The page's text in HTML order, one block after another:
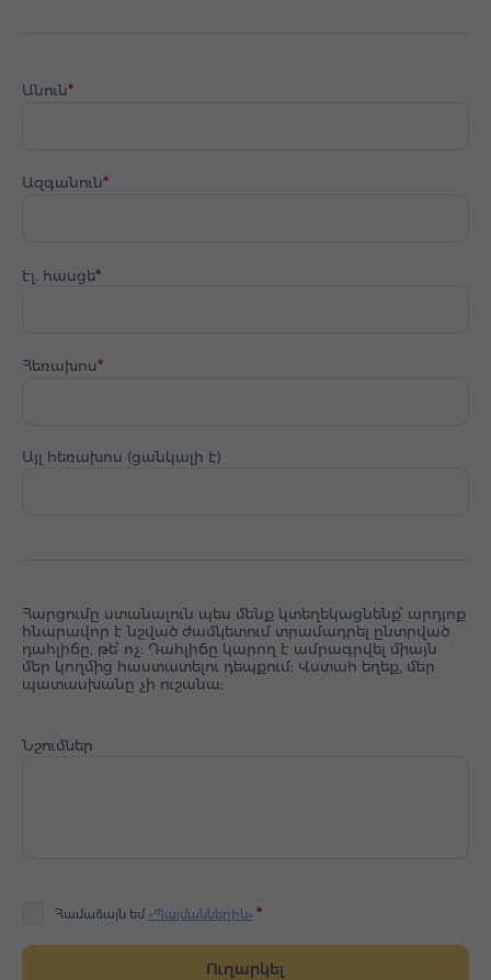
Անուն
Ազգանուն
էլ. հասցե
Հեռախոս
Այլ հեռախոս (ցանկալի է)
Հարցումը ստանալուն պես մենք կտեղեկացնենք՝ արդյոք
հնարավոր է նշված ժամկետում տրամադրել ընտրված
դահլիճը, թե՝ ոչ: Դահլիճը կարող է ամրագրվել միայն
մեր կողմից հաստատելու դեպքում: Վստահ եղեք, մեր
պատասխանը չի ուշանա:
Նշումներ
Համաձայն եմ «Պայմաններին»
Ուղարկել